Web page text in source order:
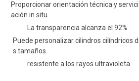
Proporcionar orientación técnica y
ación in situ.
La transparencia alcanza el 92%
Puede personalizar cilindros cilíndricos
s tamaños.
resistente a los rayos ultravioleta